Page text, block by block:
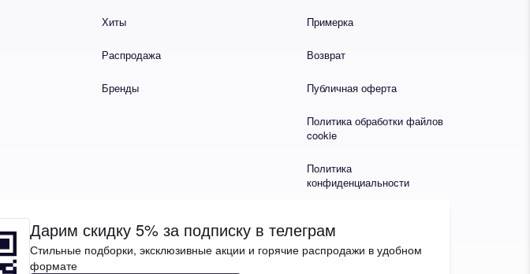
Хиты
Распродажа
Бренды
Примерка
Возврат
Публичная оферта
Политика обработки файлов
cookie
Политика
конфиденциальности
Дарим скидку 5% за подписку в телеграм
Стильные подборки, эксклюзивные акции и горячие распродажи в удобном
формате